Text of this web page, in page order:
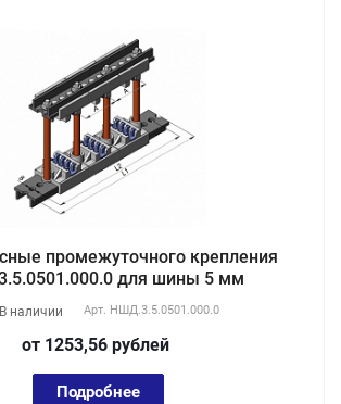
промежуточного крепления
для шины 5 мм
В наличии Арт. НШД.3.5.0501.000.0
от 1253,56 рублей
Подробнее